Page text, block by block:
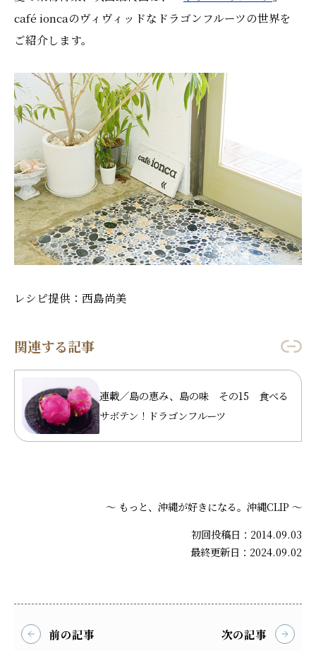
café ioncaのヴィヴィッドなドラゴンフルーツの世界を
ご紹介します。
レシピ提供：西島尚美
関連する記事
連載／島の恵み、島の味 その15 食べる
サボテン！ドラゴンフルーツ
～ もっと、沖縄が好きになる。沖縄CLIP ～
初回投稿日：2014.09.03
最終更新日：2024.09.02
前の記事 次の記事